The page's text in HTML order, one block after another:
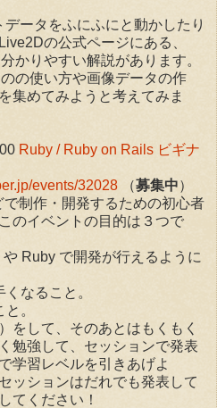
ータをふにふにと動かしたり
の公式ページにある、
かりやすい解説があります。
の使い方や画像データの作
集めてみようと考えてみま
Ruby / Ruby on Rails ビギナ
events/32028 （募集中）
制作・開発するための初心者
のイベントの目的は３つで
Ruby で開発が行えるように
なること。
。
をして、そのあとはもくもく
勉強して、セッションで発表
学習レベルを引きあげよ
ッションはだれでも発表して
てください！